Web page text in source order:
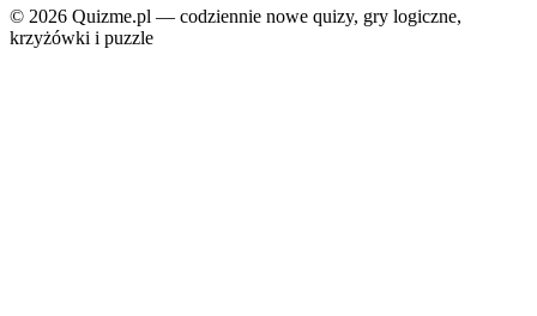
© 2026 Quizme.pl — codziennie nowe quizy, gry logiczne,
krzyżówki i puzzle